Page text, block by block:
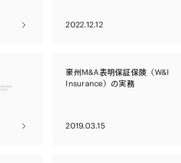
2022.12.12
豪州M&A表明保証保険（W&I
Insurance）の実務
2019.03.15